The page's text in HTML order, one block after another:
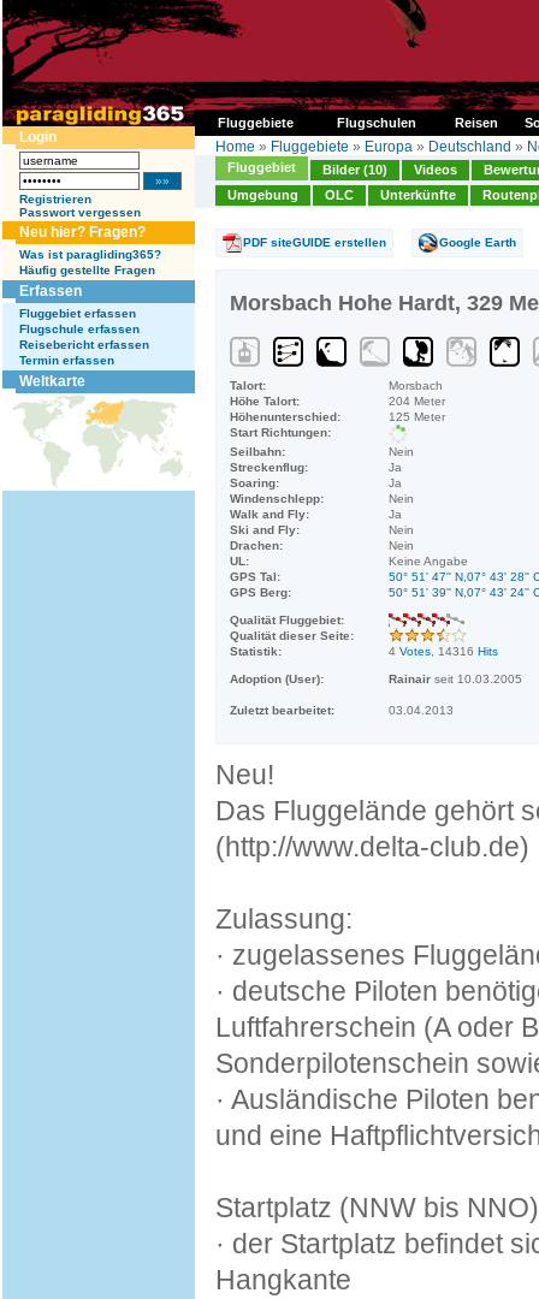
Fluggebiete Flugschulen Reisen
Login
Registrieren
Passwort vergessen
Neu hier? Fragen?
Was ist paragliding365?
Häufig gestellte Fragen
Erfassen
Fluggebiet erfassen
Flugschule erfassen
Reisebericht erfassen
Termin erfassen
Weltkarte
Home » Fluggebiete » Europa » Deutschland »
Fluggebiet Bilder (10) Videos
Umgebung
OLC Unterkünfte
PDF siteGUIDE erstellen Google Earth
Morsbach Hohe Hardt, 329
Talort:
Morsbach
Höhe Talort:
204 Meter
Höhenunterschied:
125 Meter
Start Richtungen:
Seilbahn:
Nein
Streckenflug:
Ja
Soaring:
Ja
Windenschlepp:
Nein
Walk and Fly:
Ja
Ski and Fly:
Nein
Drachen:
Nein
UL:
Keine Angabe
GPS Tal:
50° 51' 47'' N,07° 43' 28''
GPS Berg:
50° 51' 39'' N,07° 43' 24''
Qualität Fluggebiet:
Qualität dieser Seite:
Statistik:
4 Votes , 14316 Hits
Adoption (User): Rainair seit 10.03.2005
Zuletzt bearbeitet: 03.04.2013
Neu!
Das Fluggelände gehört
(http://www.delta-club.de)
Zulassung:
· zugelassenes
· deutsche Piloten
Luftfahrerschein (A oder
Sonderpilotenschein
· Ausländische Piloten
und eine
Startplatz (NNW bis
· der Startplatz befindet
Hangkante